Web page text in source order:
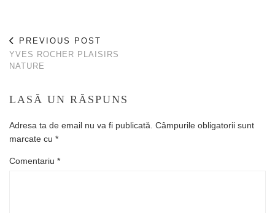
PREVIOUS POST
YVES ROCHER PLAISIRS
NATURE
LASĂ UN RĂSPUNS
Adresa ta de email nu va fi publicată. Câmpurile obligatorii sunt
marcate cu *
Comentariu *